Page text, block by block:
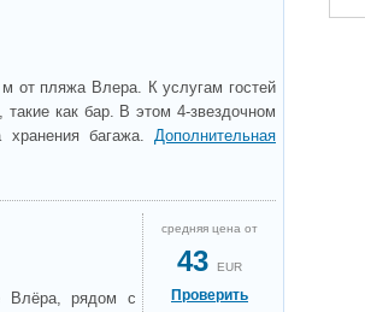
от пляжа Влера. К услугам гостей
как бар. В этом 4-звездочном
хранения багажа. Дополнительная
средняя цена от
43 EUR
Проверить
Влёра, рядом с